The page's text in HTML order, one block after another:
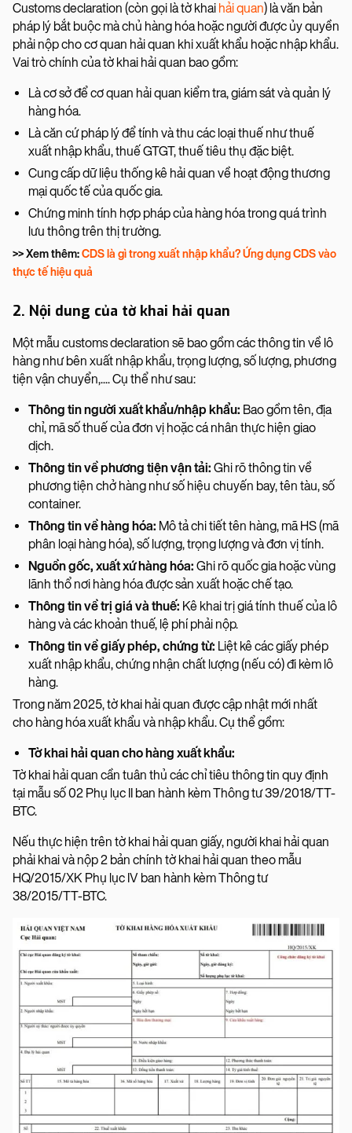
Customs declaration (còn gọi là tờ khai hải quan) là văn bản
pháp lý bắt buộc mà chủ hàng hóa hoặc người được ủy quyền
phải nộp cho cơ quan hải quan khi xuất khẩu hoặc nhập khẩu.
Vai trò chính của tờ khai hải quan bao gồm:
Là cơ sở để cơ quan hải quan kiểm tra, giám sát và quản lý
hàng hóa.
Là căn cứ pháp lý để tính và thu các loại thuế như thuế
xuất nhập khẩu, thuế GTGT, thuế tiêu thụ đặc biệt.
Cung cấp dữ liệu thống kê hải quan về hoạt động thương
mại quốc tế của quốc gia.
Chứng minh tính hợp pháp của hàng hóa trong quá trình
lưu thông trên thị trường.
>> Xem thêm:CDS là gì trong xuất nhập khẩu? Ứng dụng CDS vào
thực tế hiệu quả
2. Nội dung của tờ khai hải quan
Một mẫu customs declaration sẽ bao gồm các thông tin về lô
hàng như bên xuất nhập khẩu, trọng lượng, số lượng, phương
tiện vận chuyển,.... Cụ thể như sau:
Thông tin người xuất khẩu/nhập khẩu: Bao gồm tên, địa
chỉ, mã số thuế của đơn vị hoặc cá nhân thực hiện giao
dịch.
Thông tin về phương tiện vận tải: Ghi rõ thông tin về
phương tiện chở hàng như số hiệu chuyến bay, tên tàu, số
container.
Thông tin về hàng hóa: Mô tả chi tiết tên hàng, mã HS (mã
phân loại hàng hóa), số lượng, trọng lượng và đơn vị tính.
Nguồn gốc, xuất xứ hàng hóa: Ghi rõ quốc gia hoặc vùng
lãnh thổ nơi hàng hóa được sản xuất hoặc chế tạo.
Thông tin về trị giá và thuế: Kê khai trị giá tính thuế của lô
hàng và các khoản thuế, lệ phí phải nộp.
Thông tin về giấy phép, chứng từ: Liệt kê các giấy phép
xuất nhập khẩu, chứng nhận chất lượng (nếu có) đi kèm lô
hàng.
Trong năm 2025, tờ khai hải quan được cập nhật mới nhất
cho hàng hóa xuất khẩu và nhập khẩu. Cụ thể gồm:
Tờ khai hải quan cho hàng xuất khẩu:
Tờ khai hải quan cần tuân thủ các chỉ tiêu thông tin quy định
tại mẫu số 02 Phụ lục II ban hành kèm Thông tư 39/2018/TT-
BTC.
Nếu thực hiện trên tờ khai hải quan giấy, người khai hải quan
phải khai và nộp 2 bản chính tờ khai hải quan theo mẫu
HQ/2015/XK Phụ lục IV ban hành kèm Thông tư
38/2015/TT-BTC.